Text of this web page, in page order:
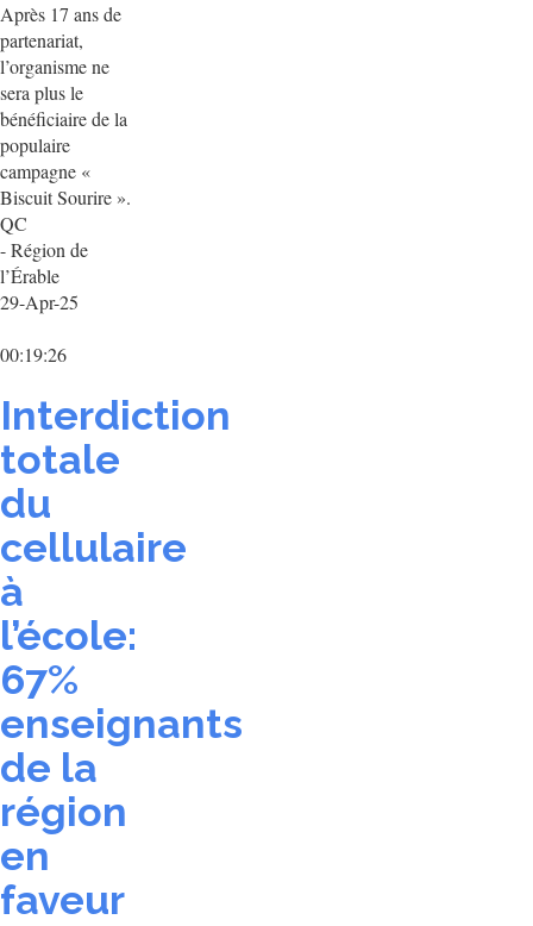
Après 17 ans de
partenariat,
l’organisme ne
sera plus le
bénéficiaire de la
populaire
campagne «
Biscuit Sourire ».
QC
- Région de
l’Érable
29-Apr-25
00:19:26
Interdiction
totale
du
cellulaire
à
l’école:
67%
enseignants
de la
région
en
faveur